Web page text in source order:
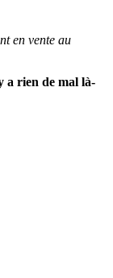
en vente au
a rien de mal là-